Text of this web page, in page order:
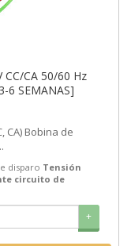
CA 50/60 Hz
6 SEMANAS]
disparo Tensión
circuito de
+